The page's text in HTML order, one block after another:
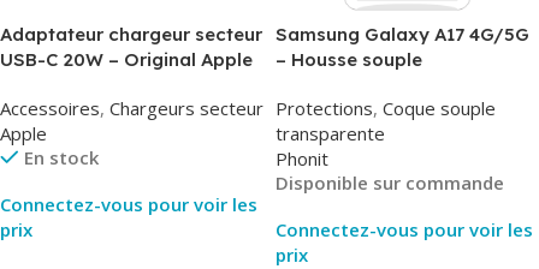
Adaptateur chargeur secteur
USB-C 20W – Original Apple
Accessoires, Chargeurs secteur
Apple
En stock
Connectez-vous pour voir les
prix
Samsung Galaxy A17 4G/5G
– Housse souple
Protections, Coque souple
transparente
Phonit
Disponible sur commande
Connectez-vous pour voir les
prix